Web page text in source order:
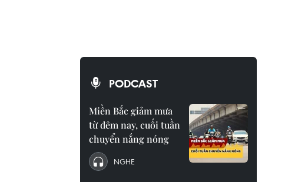
PODCAST
Miền Bắc giảm mưa
từ đêm nay, cuối tuần
chuyển nắng nóng
NGHE